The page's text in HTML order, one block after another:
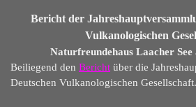
Bericht der
Vulkanologischen
Naturfreundehaus Laacher See
Beiliegend den Bericht über die
Deutschen Vulkanologischen Gesellschaft.